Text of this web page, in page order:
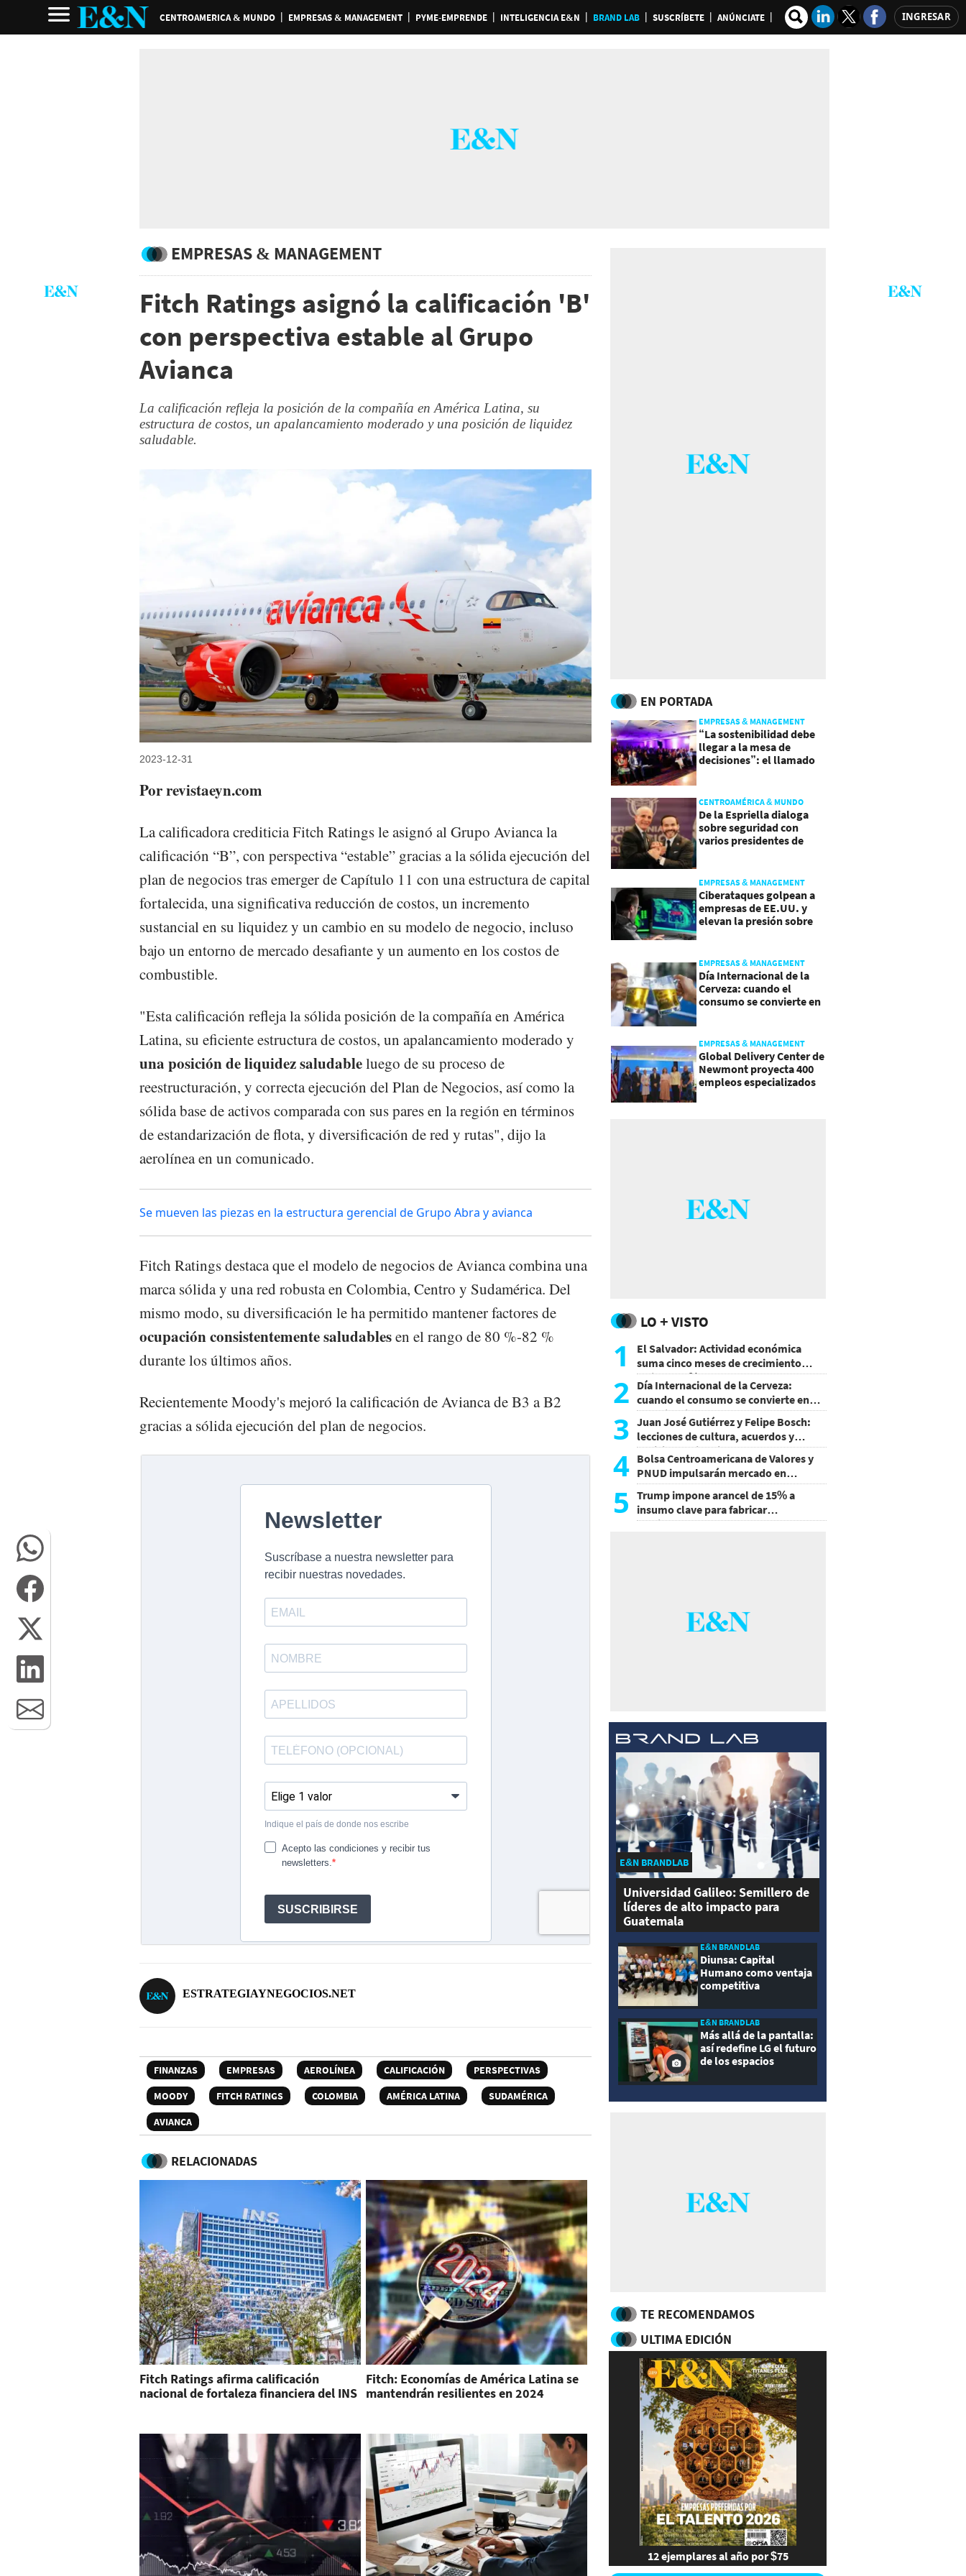
CENTROAMERICA & MUNDO EMPRESAS & MANAGEMENT PYME-EMPRENDE INTELIGENCIA E&N BRAND LAB SUSCRÍBETE ANÚNCIATE INGRESAR
EMPRESAS & MANAGEMENT
Fitch Ratings asignó la calificación 'B'
con perspectiva estable al Grupo
Avianca
La calificación refleja la posición de la compañía en América Latina, su
estructura de costos, un apalancamiento moderado y una posición de liquidez
saludable.
2023-12-31
Por revistaeyn.com
La calificadora crediticia Fitch Ratings le asignó al Grupo Avianca la
calificación “B”, con perspectiva “estable” gracias a la sólida ejecución del
plan de negocios tras emerger de Capítulo 11 con una estructura de capital
fortalecida, una significativa reducción de costos, un incremento
sustancial en su liquidez y un cambio en su modelo de negocio, incluso
bajo un entorno de mercado desafiante y un aumento en los costos de
combustible.
"Esta calificación refleja la sólida posición de la compañía en América
Latina, su eficiente estructura de costos, un apalancamiento moderado y
una posición de liquidez saludableluego de su proceso de
reestructuración, y correcta ejecución del Plan de Negocios, así como la
sólida base de activos comparada con sus pares en la región en términos
de estandarización de flota, y diversificación de red y rutas", dijo la
aerolínea en un comunicado.
Se mueven las piezas en la estructura gerencial de Grupo Abra y avianca
Fitch Ratings destaca que el modelo de negocios de Avianca combina una
marca sólida y una red robusta en Colombia, Centro y Sudamérica. Del
mismo modo, su diversificación le ha permitido mantener factores de
ocupación consistentemente saludablesen el rango de 80 %-82 %
durante los últimos años.
Recientemente Moody's mejoró la calificación de Avianca de B3 a B2
gracias a sólida ejecución del plan de negocios.
ESTRATEGIAYNEGOCIOS.NET
FINANZAS EMPRESAS AEROLÍNEA CALIFICACIÓN
PERSPECTIVAS
MOODY
FITCH RATINGS COLOMBIA AMÉRICA LATINA
SUDAMÉRICA
AVIANCA
RELACIONADAS
Fitch Ratings afirma calificación
nacional de fortaleza financiera del INS
Fitch: Economías de América Latina se
mantendrán resilientes en 2024
EN PORTADA
EMPRESAS & MANAGEMENT
“La sostenibilidad debe
llegar a la mesa de
decisiones”: el llamado
CENTROAMÉRICA & MUNDO
De la Espriella dialoga
sobre seguridad con
varios presidentes de
EMPRESAS & MANAGEMENT
Ciberataques golpean a
empresas de EE.UU. y
elevan la presión sobre
EMPRESAS & MANAGEMENT
Día Internacional de la
Cerveza: cuando el
consumo se convierte en
EMPRESAS & MANAGEMENT
Global Delivery Center de
Newmont proyecta 400
empleos especializados
LO + VISTO
1
El Salvador: Actividad económica
suma cinco meses de crecimiento
arriba de 4%
2 Día Internacional de la Cerveza:
cuando el consumo se convierte en
experiencia
3 Juan José Gutiérrez y Felipe Bosch:
lecciones de cultura, acuerdos y
decisiones sin miedo
4 Bolsa Centroamericana de Valores y
PNUD impulsarán mercado en
Honduras
5
Trump impone arancel de 15% a
insumo clave para fabricar
semiconductores y paneles
E&N BRANDLAB
Universidad Galileo: Semillero de
líderes de alto impacto para
Guatemala
E&N BRANDLAB
Diunsa: Capital
Humano como ventaja
competitiva
E&N BRANDLAB
Más allá de la pantalla:
así redefine LG el futuro
de los espacios
TE RECOMENDAMOS
ULTIMA EDICIÓN
12 ejemplares al año por $75